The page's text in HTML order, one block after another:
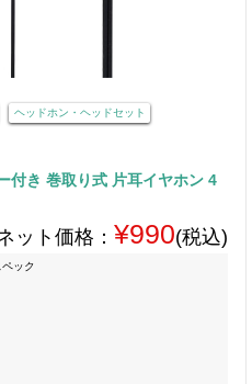
ヘッドホン・ヘッドセット
き 巻取り式 片耳イヤホン 4
ット価格： ¥990(税込)
ペック